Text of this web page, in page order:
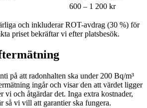
600 – 1 200 kr
och inkluderar ROT-avdrag (30 %) för
priset bekräftar vi efter platsbesök.
på att radonhalten ska under 200 Bq/m³
ingår och visar den att värdet ligger
vi och åtgärdar det. Inga extra kostnader,
så vi vill att garantier ska fungera.